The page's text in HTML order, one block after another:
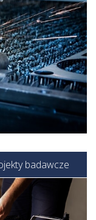
badawcze